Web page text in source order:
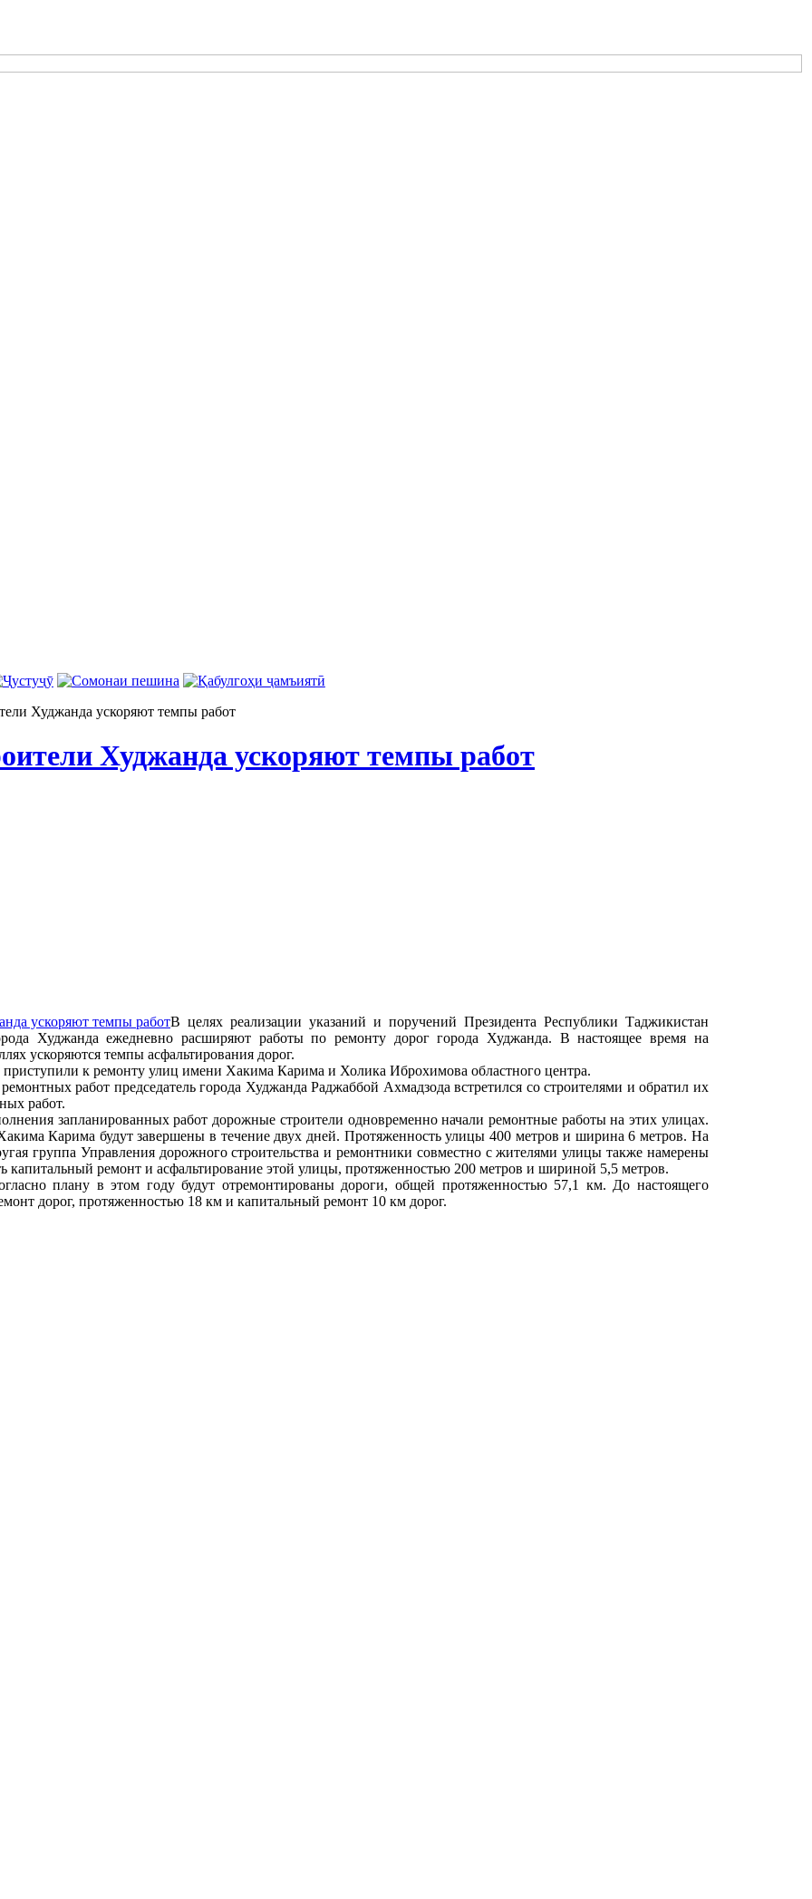
Худжанда ускоряют темпы работ
Худжанда ускоряют темпы работ
В целях реализации указаний и поручений Президента Республики Таджикистан
Худжанда ежедневно расширяют работы по ремонту дорог города Худжанда. В настоящее время на
ускоряются темпы асфальтирования дорог.
к ремонту улиц имени Хакима Карима и Холика Иброхимова областного центра.
работ председатель города Худжанда Раджаббой Ахмадзода встретился со строителями и обратил их
работ.
запланированных работ дорожные строители одновременно начали ремонтные работы на этих улицах.
Карима будут завершены в течение двух дней. Протяженность улицы 400 метров и ширина 6 метров. На
группа Управления дорожного строительства и ремонтники совместно с жителями улицы также намерены
капитальный ремонт и асфальтирование этой улицы, протяженностью 200 метров и шириной 5,5 метров.
плану в этом году будут отремонтированы дороги, общей протяженностью 57,1 км. До настоящего
дорог, протяженностью 18 км и капитальный ремонт 10 км дорог.